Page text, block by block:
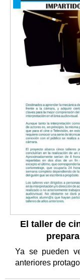
El taller de
Ya se pueden
anteriores